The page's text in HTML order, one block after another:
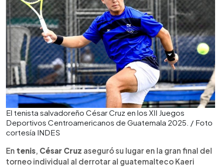
El tenista salvadoreño César Cruz en los XII Juegos
Deportivos Centroamericanos de Guatemala 2025. / Foto
cortesía INDES
En tenis, César Cruz aseguró su lugar en la gran final del
torneo individual al derrotar al guatemalteco Kaeri